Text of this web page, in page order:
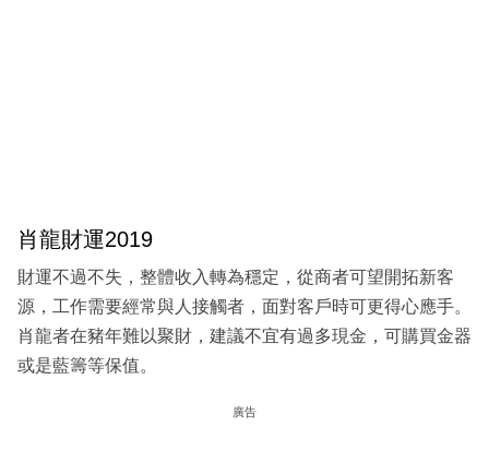
肖龍財運2019
財運不過不失，整體收入轉為穩定，從商者可望開拓新客
源，工作需要經常與人接觸者，面對客戶時可更得心應手。
肖龍者在豬年難以聚財，建議不宜有過多現金，可購買金器
或是藍籌等保值。
廣告